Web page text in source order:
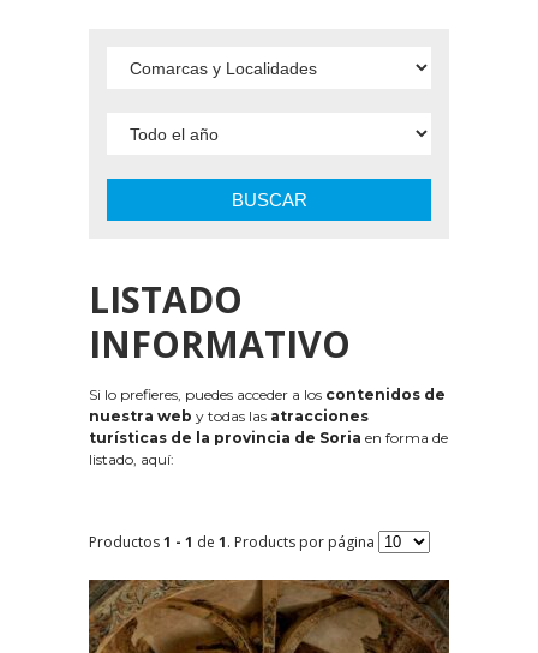
BUSCAR
LISTADO
INFORMATIVO
Si lo prefieres, puedes acceder a los contenidos de
nuestra web y todas las atracciones
turísticas de la provincia de Soria en forma de
listado, aquí:
Productos1 - 1 de 1. Products por página